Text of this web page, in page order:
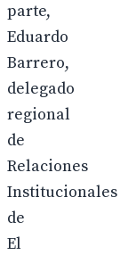
parte,
Eduardo
Barrero,
delegado
regional
de
Relaciones
Institucionales
de
El